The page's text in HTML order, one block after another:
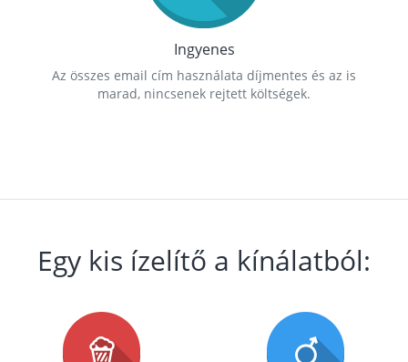
Ingyenes
Az összes email cím használata díjmentes és az is
marad, nincsenek rejtett költségek.
Egy kis ízelítő a kínálatból: